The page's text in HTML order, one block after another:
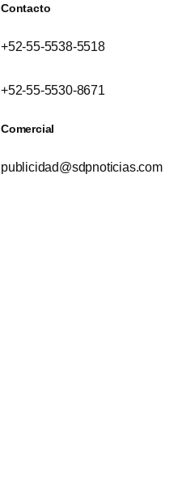
Contacto
+52-55-5538-5518
+52-55-5530-8671
Comercial
publicidad@sdpnoticias.com